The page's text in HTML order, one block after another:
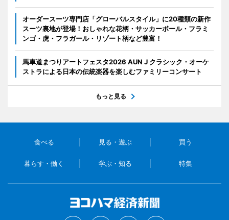
オーダースーツ専門店「グローバルスタイル」に20種類の新作
スーツ裏地が登場！おしゃれな花柄・サッカーボール・フラミ
ンゴ・虎・フラガール・リゾート柄など豊富！
馬車道まつりアートフェスタ2026 AUN J クラシック・オーケ
ストラによる日本の伝統楽器を楽しむファミリーコンサート
もっと見る
食べる 見る・遊ぶ 買う
暮らす・働く 学ぶ・知る 特集